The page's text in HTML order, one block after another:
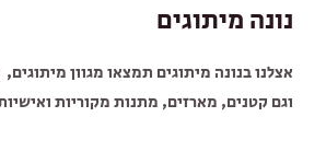
נונה מיתוגים
אצלנו בנונה מיתוגים תמצאו מגוון מיתוגים,
וגם קטנים, מארזים, מתנות מקוריות